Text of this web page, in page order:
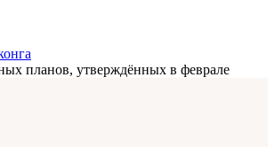
планов, утверждённых в феврале